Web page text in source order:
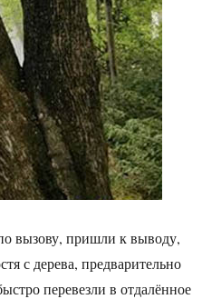
вызову, пришли к выводу,
с дерева, предварительно
перевезли в отдалённое